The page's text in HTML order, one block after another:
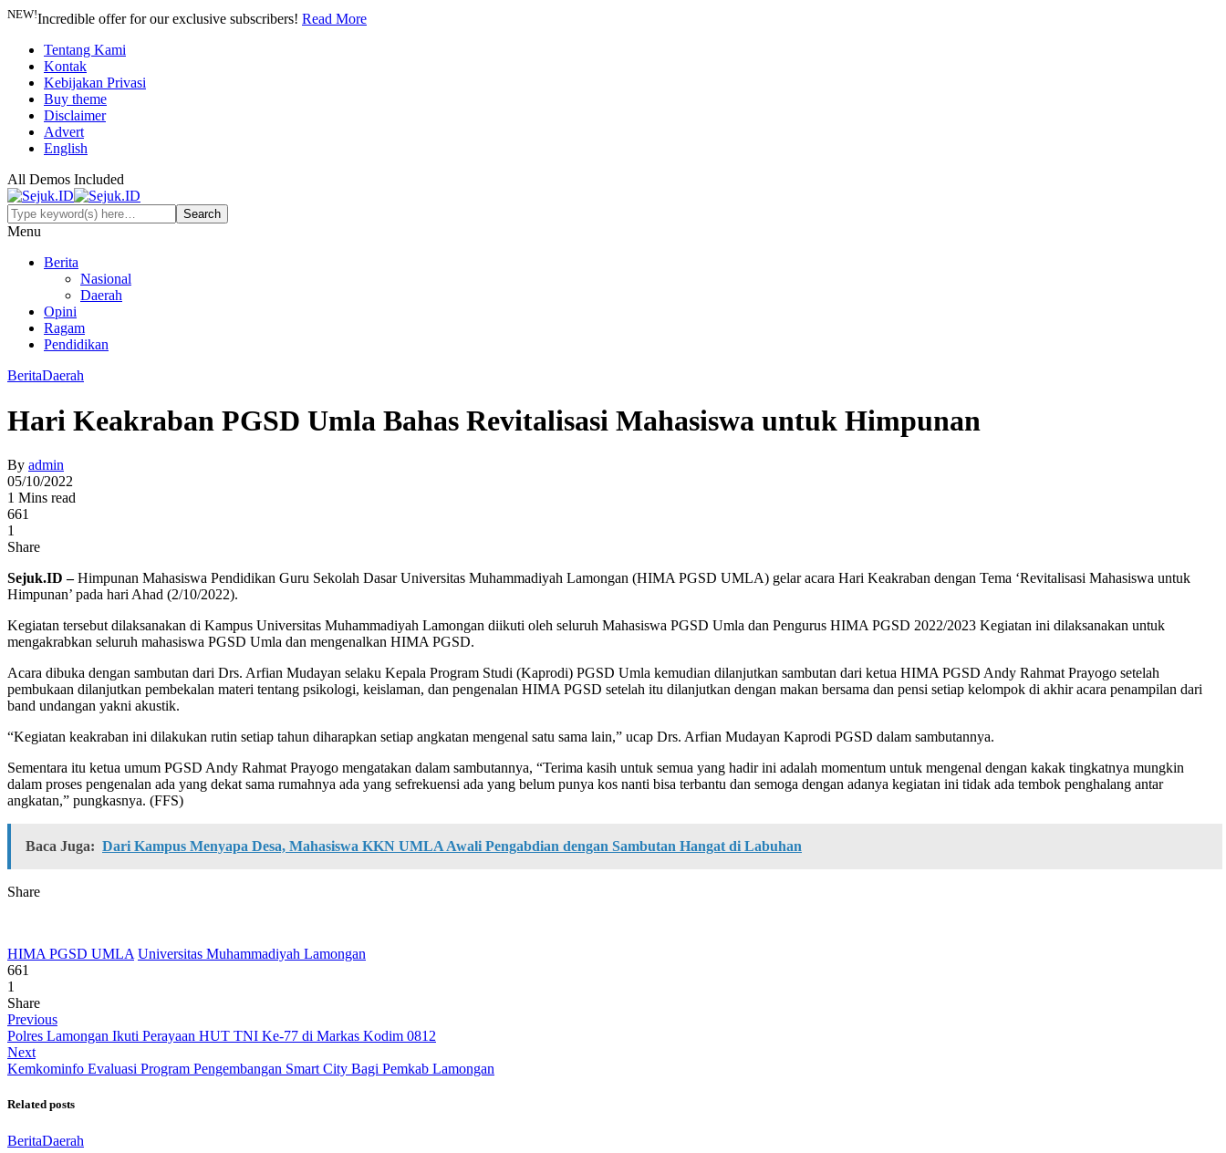
NEW!Incredible offer for our exclusive subscribers! Read More
Tentang Kami
Kontak
Kebijakan Privasi
Buy theme
Disclaimer
Advert
English
All Demos Included
Menu
Berita
Nasional
Daerah
Opini
Ragam
Pendidikan
BeritaDaerah
Hari Keakraban PGSD Umla Bahas Revitalisasi Mahasiswa untuk Himpunan
By admin
05/10/2022
1 Mins read
661
1
Share
Sejuk.ID –Himpunan Mahasiswa Pendidikan Guru Sekolah Dasar Universitas Muhammadiyah Lamongan (HIMA PGSD UMLA) gelar acara Hari Keakraban dengan Tema ‘Revitalisasi Mahasiswa untuk
Himpunan’ pada hari Ahad (2/10/2022).
Kegiatan tersebut dilaksanakan di Kampus Universitas Muhammadiyah Lamongan diikuti oleh seluruh Mahasiswa PGSD Umla dan Pengurus HIMA PGSD 2022/2023 Kegiatan ini dilaksanakan untuk
mengakrabkan seluruh mahasiswa PGSD Umla dan mengenalkan HIMA PGSD.
Acara dibuka dengan sambutan dari Drs. Arfian Mudayan selaku Kepala Program Studi (Kaprodi) PGSD Umla kemudian dilanjutkan sambutan dari ketua HIMA PGSD Andy Rahmat Prayogo setelah
pembukaan dilanjutkan pembekalan materi tentang psikologi, keislaman, dan pengenalan HIMA PGSD setelah itu dilanjutkan dengan makan bersama dan pensi setiap kelompok di akhir acara penampilan dari
band undangan yakni akustik.
“Kegiatan keakraban ini dilakukan rutin setiap tahun diharapkan setiap angkatan mengenal satu sama lain,” ucap Drs. Arfian Mudayan Kaprodi PGSD dalam sambutannya.
Sementara itu ketua umum PGSD Andy Rahmat Prayogo mengatakan dalam sambutannya, “Terima kasih untuk semua yang hadir ini adalah momentum untuk mengenal dengan kakak tingkatnya mungkin
dalam proses pengenalan ada yang dekat sama rumahnya ada yang sefrekuensi ada yang belum punya kos nanti bisa terbantu dan semoga dengan adanya kegiatan ini tidak ada tembok penghalang antar
angkatan,” pungkasnya. (FFS)
Baca Juga: Dari Kampus Menyapa Desa, Mahasiswa KKN UMLA Awali Pengabdian dengan Sambutan Hangat di Labuhan
Share
HIMA PGSD UMLA Universitas Muhammadiyah Lamongan
661
1
Share
Previous
Polres Lamongan Ikuti Perayaan HUT TNI Ke-77 di Markas Kodim 0812
Next
Kemkominfo Evaluasi Program Pengembangan Smart City Bagi Pemkab Lamongan
Related posts
BeritaDaerah